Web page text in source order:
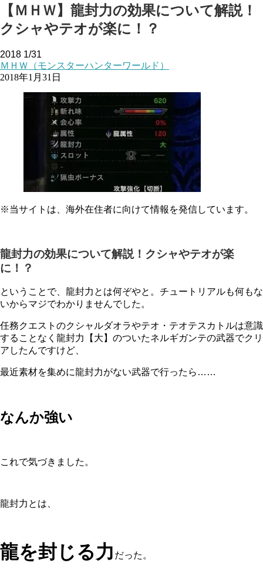
【ＭＨＷ】龍封力の効果について解説！
クシャやテオが楽に！？
2018 1/31
ＭＨＷ（モンスターハンターワールド）
2018年1月31日
※当サイトは、海外在住者に向けて情報を発信しています。
龍封力の効果について解説！クシャやテオが楽
に！？
ということで、龍封力とは何ぞやと。チュートリアルも何もな
いからマジでわかりませんでした。
任務クエストのクシャルダオラやテオ・テオテスカトルは意識
することなく龍封力【大】のついたネルギガンテの武器でクリ
アしたんですけど、
最近素材を集めに龍封力がない武器で行ったら……
なんか強い
これで気づきました。
龍封力とは、
龍を封じる力 だった。